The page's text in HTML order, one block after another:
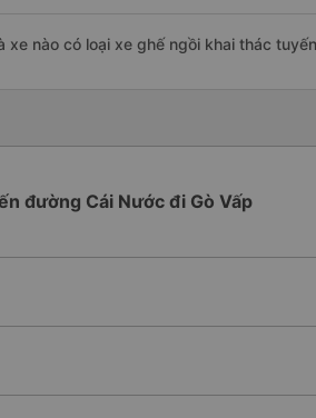
xe nào có loại xe ghế ngồi khai thác
đường Cái Nước đi Gò Vấp